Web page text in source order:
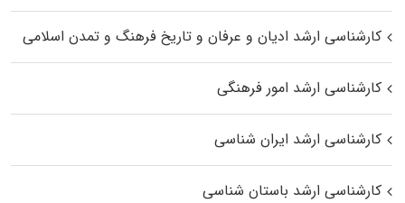
کارشناسی ارشد ادیان و عرفان و تاریخ فرهنگ و تمدن اسلامی
کارشناسی ارشد امور فرهنگی
کارشناسی ارشد ایران شناسی
کارشناسی ارشد باستان شناسی